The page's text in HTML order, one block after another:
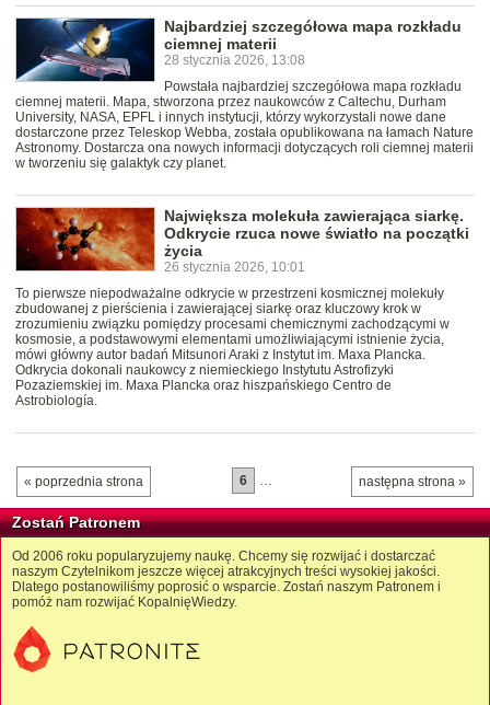
Najbardziej szczegółowa mapa rozkładu
ciemnej materii
28 stycznia 2026, 13:08
Powstała najbardziej szczegółowa mapa rozkładu
ciemnej materii. Mapa, stworzona przez naukowców z Caltechu, Durham
University, NASA, EPFL i innych instytucji, którzy wykorzystali nowe dane
dostarczone przez Teleskop Webba, została opublikowana na łamach Nature
Astronomy. Dostarcza ona nowych informacji dotyczących roli ciemnej materii
w tworzeniu się galaktyk czy planet.
Największa molekuła zawierająca siarkę.
Odkrycie rzuca nowe światło na początki
życia
26 stycznia 2026, 10:01
To pierwsze niepodważalne odkrycie w przestrzeni kosmicznej molekuły
zbudowanej z pierścienia i zawierającej siarkę oraz kluczowy krok w
zrozumieniu związku pomiędzy procesami chemicznymi zachodzącymi w
kosmosie, a podstawowymi elementami umożliwiającymi istnienie życia,
mówi główny autor badań Mitsunori Araki z Instytut im. Maxa Plancka.
Odkrycia dokonali naukowcy z niemieckiego Instytutu Astrofizyki
Pozaziemskiej im. Maxa Plancka oraz hiszpańskiego Centro de
Astrobiología.
« poprzednia strona następna strona »
6 …
Zostań Patronem
Od 2006 roku popularyzujemy naukę. Chcemy się rozwijać i dostarczać
naszym Czytelnikom jeszcze więcej atrakcyjnych treści wysokiej jakości.
Dlatego postanowiliśmy poprosić o wsparcie. Zostań naszym Patronem i
pomóż nam rozwijać KopalnięWiedzy.